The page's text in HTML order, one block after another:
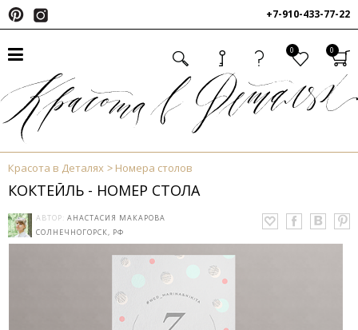
+7-910-433-77-22
0 0
Красота в Деталях Номера столов
КОКТЕЙЛЬ - НОМЕР СТОЛА
АВТОР: АНАСТАСИЯ МАКАРОВА
СОЛНЕЧНОГОРСК, РФ